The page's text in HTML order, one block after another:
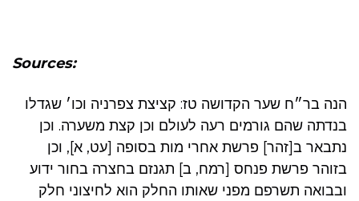
Sources:
הנה בר״ח שער הקדושה טז: קציצת צפרניה וכו׳ שגדלו
בנדתה שהם גורמים רעה לעולם וכן קצת משערה. וכן
נתבאר ב[זהר] פרשת אחרי מות בסופה [עט, א], וכן
בזוהר פרשת פנחס [רמח, ב] תגנזם בחצרה בחור ידוע
ובבואה תשרפם מפני שאותו החלק הוא לחיצוני חלק